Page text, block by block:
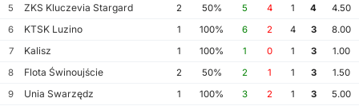
5
ZKS Kluczevia Stargard 2 50% 5 4 1 4
4.50
6
KTSK Luzino 1 100% 6 2 4 3
8.00
7
Kalisz 1 100% 1 0 1 3
1.00
8
Flota Świnoujście 2 50% 2 1 1 3
1.50
9
Unia Swarzędz 1 100% 3 2 1 3
5.00